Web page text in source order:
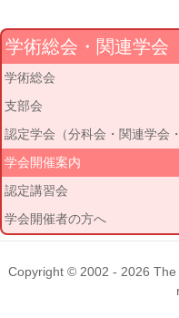
学術総会・関連学会
学術総会
支部会
認定学会（分科会・関連学会
学会開催案内
認定講習会
学会開催者の方へ
Copyright © 2002 - 2026 The